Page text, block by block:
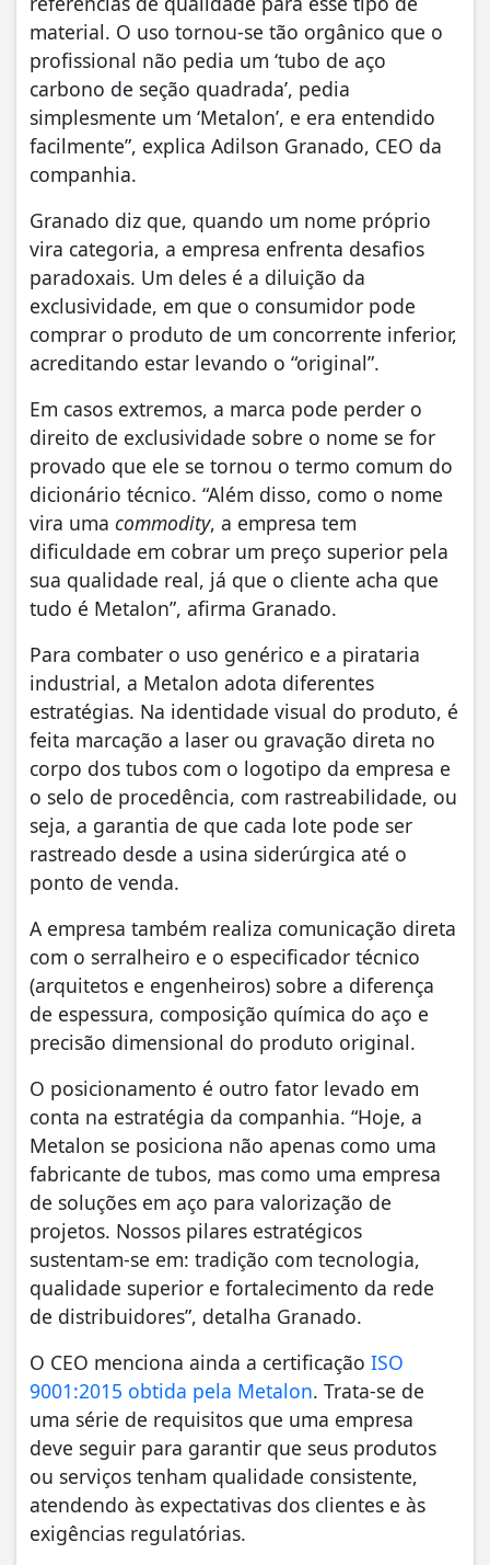
material. O uso tornou-se tão orgânico que o
profissional não pedia um ‘tubo de aço
carbono de seção quadrada’, pedia
simplesmente um ‘Metalon’, e era entendido
facilmente”, explica Adilson Granado, CEO da
companhia.
Granado diz que, quando um nome próprio
vira categoria, a empresa enfrenta desafios
paradoxais. Um deles é a diluição da
exclusividade, em que o consumidor pode
comprar o produto de um concorrente inferior,
acreditando estar levando o “original”.
Em casos extremos, a marca pode perder o
direito de exclusividade sobre o nome se for
provado que ele se tornou o termo comum do
dicionário técnico. “Além disso, como o nome
vira uma commodity, a empresa tem
dificuldade em cobrar um preço superior pela
sua qualidade real, já que o cliente acha que
tudo é Metalon”, afirma Granado.
Para combater o uso genérico e a pirataria
industrial, a Metalon adota diferentes
estratégias. Na identidade visual do produto, é
feita marcação a laser ou gravação direta no
corpo dos tubos com o logotipo da empresa e
o selo de procedência, com rastreabilidade, ou
seja, a garantia de que cada lote pode ser
rastreado desde a usina siderúrgica até o
ponto de venda.
A empresa também realiza comunicação direta
com o serralheiro e o especificador técnico
(arquitetos e engenheiros) sobre a diferença
de espessura, composição química do aço e
precisão dimensional do produto original.
O posicionamento é outro fator levado em
conta na estratégia da companhia. “Hoje, a
Metalon se posiciona não apenas como uma
fabricante de tubos, mas como uma empresa
de soluções em aço para valorização de
projetos. Nossos pilares estratégicos
sustentam-se em: tradição com tecnologia,
qualidade superior e fortalecimento da rede
de distribuidores”, detalha Granado.
O CEO menciona ainda a certificação ISO
9001:2015 obtida pela Metalon. Trata-se de
uma série de requisitos que uma empresa
deve seguir para garantir que seus produtos
ou serviços tenham qualidade consistente,
atendendo às expectativas dos clientes e às
exigências regulatórias.